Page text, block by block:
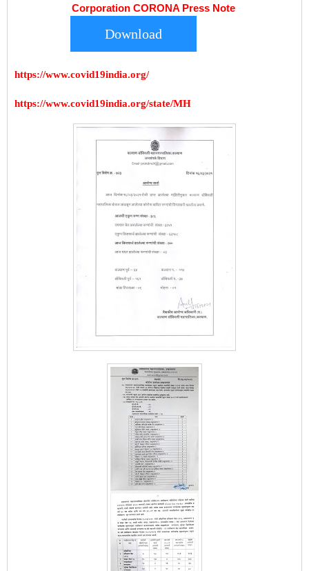
Corporation CORONA Press Note
Download
https://www.covid19india.org/
https://www.covid19india.org/state/MH